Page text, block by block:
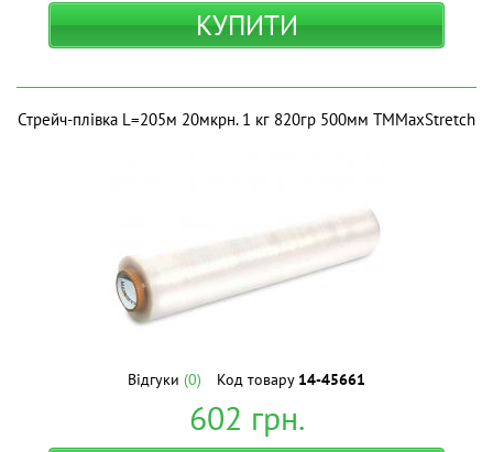
КУПИТИ
Стрейч-плівка L=205м 20мкрн. 1 кг 820гр 500мм ТМMaxStretch
Відгуки (0) Код товару 14-45661
602 грн.